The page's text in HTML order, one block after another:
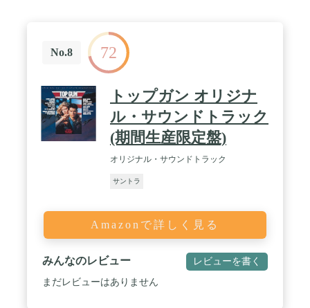
No.8 72
トップガン オリジナ
ル・サウンドトラック
(期間生産限定盤)
オリジナル・サウンドトラック
サントラ
Amazonで詳しく見る
みんなのレビュー レビューを書く
まだレビューはありません